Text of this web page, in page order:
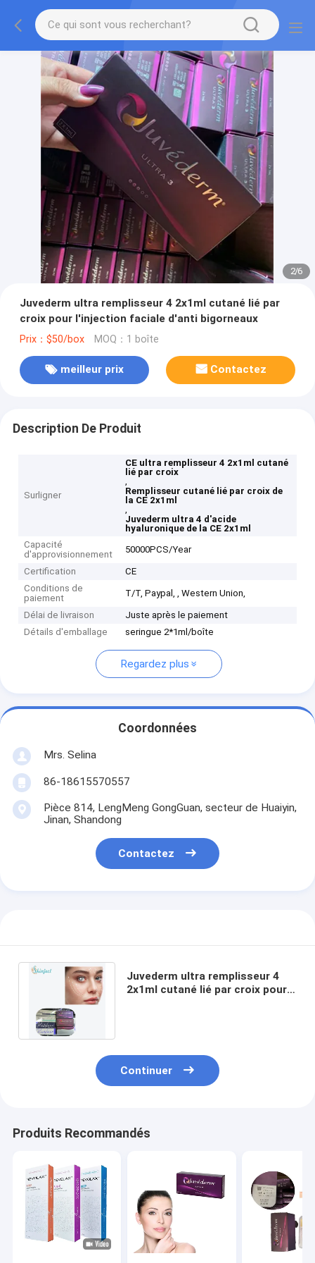
2/6
Juvederm ultra remplisseur 4 2x1ml cutané lié par
croix pour l'injection faciale d'anti bigorneaux
Prix：$50/box MOQ：1 boîte
meilleur prix Contactez
Description De Produit
Surligner
CE ultra remplisseur 4 2x1ml cutané
lié par croix
,
Remplisseur cutané lié par croix de
la CE 2x1ml
,
Juvederm ultra 4 d'acide
hyaluronique de la CE 2x1ml
Capacité
d'approvisionnement
50000PCS/Year
Certification
CE
Conditions de
paiement
T/T, Paypal, , Western Union,
Délai de livraison
Juste après le paiement
Détails d'emballage
seringue 2*1ml/boîte
Regardez plus
Coordonnées
Mrs. Selina
86-18615570557
Pièce 814, LengMeng GongGuan, secteur de Huaiyin,
Jinan, Shandong
Contactez
Juvederm ultra remplisseur 4
2x1ml cutané lié par croix pour
Continuer
Produits Recommandés